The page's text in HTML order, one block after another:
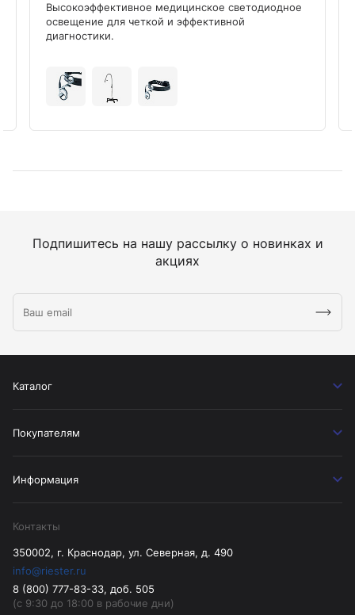
Высокоэффективное медицинское светодиодное
освещение для четкой и эффективной
диагностики.
Подпишитесь на нашу рассылку о новинках и
акциях
Каталог
Покупателям
Информация
Контакты
350002, г. Краснодар, ул. Северная, д. 490
info@riester.ru
8 (800) 777-83-33, доб. 505
(с 9:30 до 18:00 в рабочие дни)